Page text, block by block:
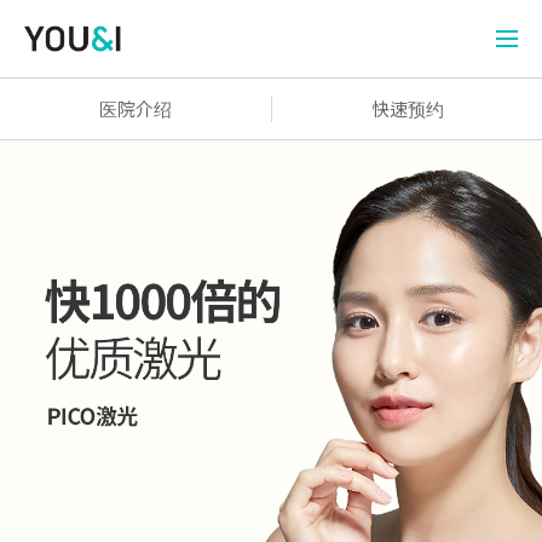
医院介绍 快速预约